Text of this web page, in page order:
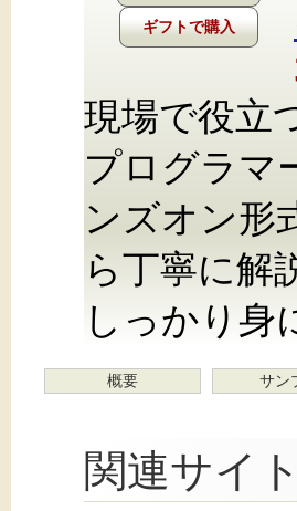
ギフトで購入
現場で役立
プログラマ
ンズオン形
ら丁寧に解
しっかり身
概要 サン
関連サイト